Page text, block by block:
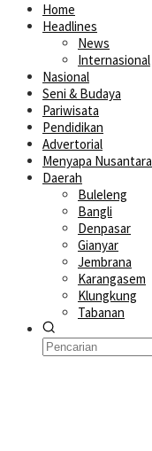
Home
Headlines
News
Internasional
Nasional
Seni & Budaya
Pariwisata
Pendidikan
Advertorial
Menyapa Nusantara
Daerah
Buleleng
Bangli
Denpasar
Gianyar
Jembrana
Karangasem
Klungkung
Tabanan